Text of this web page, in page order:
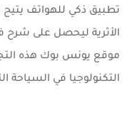
تطبيق ذكي للهواتف يتيح
الأثرية ليحصل على
موقع يونس بوك هذه
التكنولوجيا في السياحة